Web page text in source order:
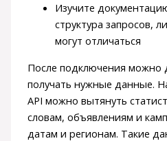
Изучите
структура запросов,
могут отличаться
После подключения можно
получать нужные данные.
API можно вытянуть
словам, объявлениям и
датам и регионам. Такие